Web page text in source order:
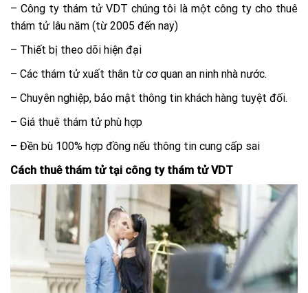
– Công ty thám tử VDT chúng tôi là một công ty cho thuê
thám tử lâu năm (từ 2005 đến nay)
– Thiết bị theo dõi hiện đại
– Các thám tử xuất thân từ cơ quan an ninh nhà nước.
– Chuyên nghiệp, bảo mật thông tin khách hàng tuyệt đối.
– Giá thuê thám tử phù hợp
– Đền bù 100% hợp đồng nếu thông tin cung cấp sai
Cách thuê thám tử tại công ty thám tử VDT